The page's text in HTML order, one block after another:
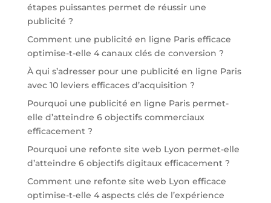
étapes puissantes permet de réussir une
publicité ?
Comment une publicité en ligne Paris efficace
optimise-t-elle 4 canaux clés de conversion ?
À qui s’adresser pour une publicité en ligne Paris
avec 10 leviers efficaces d’acquisition ?
Pourquoi une publicité en ligne Paris permet-
elle d’atteindre 6 objectifs commerciaux
efficacement ?
Pourquoi une refonte site web Lyon permet-elle
d’atteindre 6 objectifs digitaux efficacement ?
Comment une refonte site web Lyon efficace
optimise-t-elle 4 aspects clés de l’expérience